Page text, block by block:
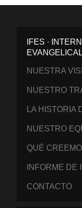
IFES ·
NUESTRA
NUESTRO
LA HISTORIA
NUESTRO
QUÉ
INFORME DE
CONTACTO